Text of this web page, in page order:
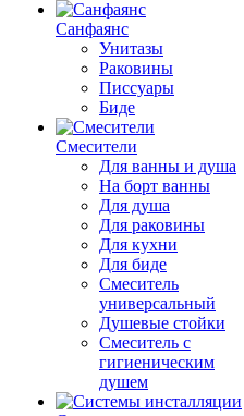
Санфаянс
Унитазы
Раковины
Писсуары
Биде
Смесители
Для ванны и душа
На борт ванны
Для душа
Для раковины
Для кухни
Для биде
Смеситель
универсальный
Душевые стойки
Смеситель с
гигиеническим
душем